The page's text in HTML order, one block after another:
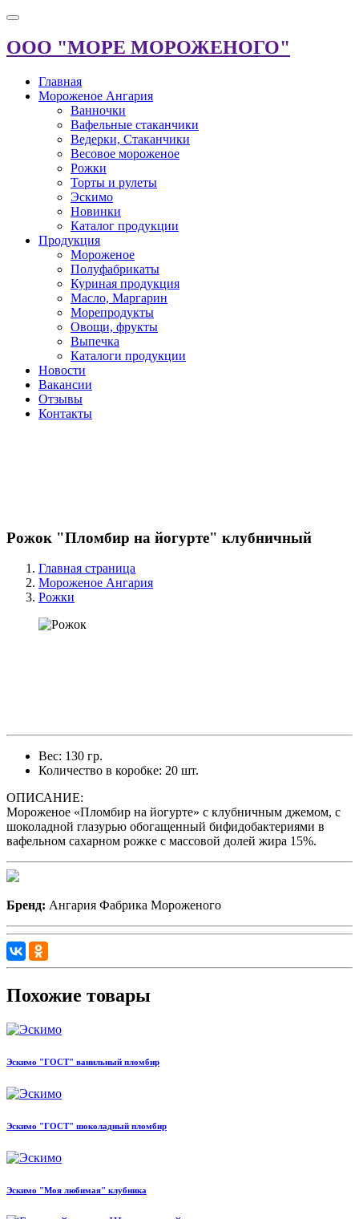
ООО "МОРЕ МОРОЖЕНОГО"
Главная
Мороженое Ангария
Ванночки
Вафельные стаканчики
Ведерки, Стаканчики
Весовое мороженое
Рожки
Торты и рулеты
Эскимо
Новинки
Каталог продукции
Продукция
Мороженое
Полуфабрикаты
Куриная продукция
Масло, Маргарин
Морепродукты
Овощи, фрукты
Выпечка
Каталоги продукции
Новости
Вакансии
Отзывы
Контакты
Рожок "Пломбир на йогурте" клубничный
Главная страница
Мороженое Ангария
Рожки
Вес: 130 гр.
Количество в коробке: 20 шт.
ОПИСАНИЕ:
Мороженое «Пломбир на йогурте» с клубничным джемом, с
шоколадной глазурью обогащенный бифидобактериями в
вафельном сахарном рожке с массовой долей жира 15%.
Бренд: Ангария Фабрика Мороженого
Похожие товары
Эскимо "ГОСТ" ванильный пломбир
Эскимо "ГОСТ" шоколадный пломбир
Эскимо "Моя любимая" клубника